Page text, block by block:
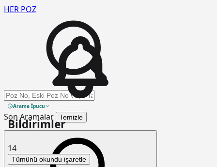
HER POZ
Arama yap
Arama İpucu
Son Aramalar Temizle
Bildirimler
14
Tümünü okundu işaretle